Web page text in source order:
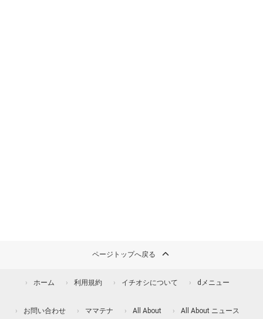
ページトップへ戻る
ホーム 利用規約 イチオシについて dメニュー
お問い合わせ ママテナ All About All About ニュース